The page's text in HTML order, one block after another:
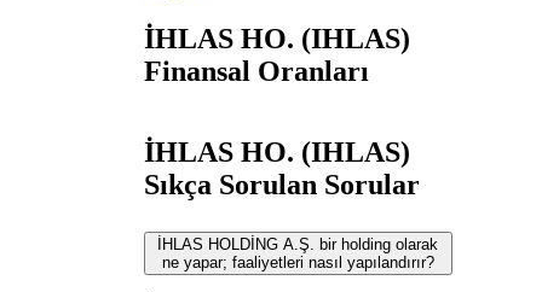
İHLAS HO. (IHLAS)
Finansal Oranları
İHLAS HO. (IHLAS)
Sıkça Sorulan Sorular
İHLAS HOLDİNG A.Ş. bir holding olarak
ne yapar; faaliyetleri nasıl yapılandırır?